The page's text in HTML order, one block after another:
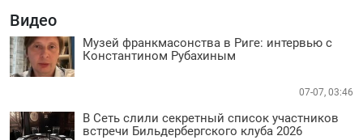
Видео
Музей франкмасонства в Риге: интервью с
Константином Рубахиным
07-07, 03:46
В Сеть слили секретный список участников
встречи Бильдербергского клуба 2026